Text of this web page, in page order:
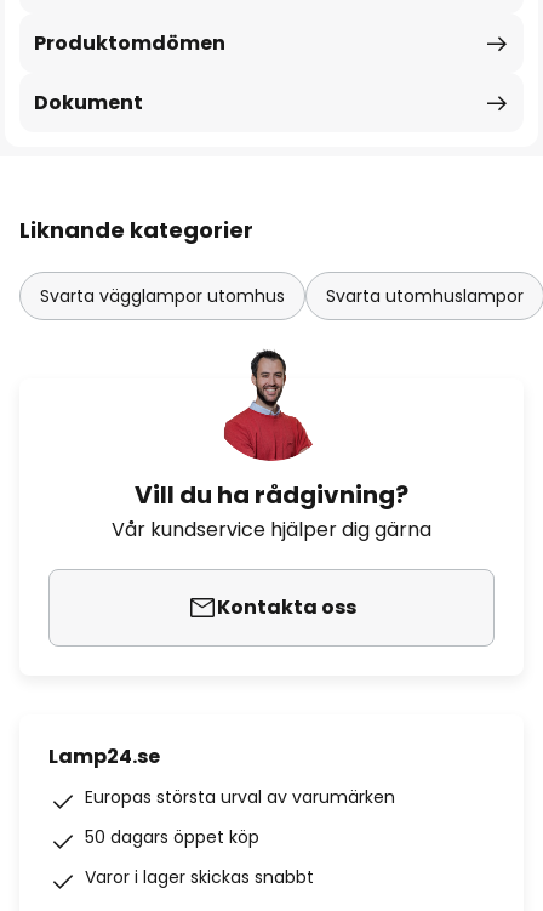
Produktomdömen
Dokument
Liknande kategorier
Svarta vägglampor utomhus Svarta utomhuslampor
Vill du ha rådgivning?
Vår kundservice hjälper dig gärna
Kontakta oss
Lamp24.se
Europas största urval av varumärken
50 dagars öppet köp
Varor i lager skickas snabbt